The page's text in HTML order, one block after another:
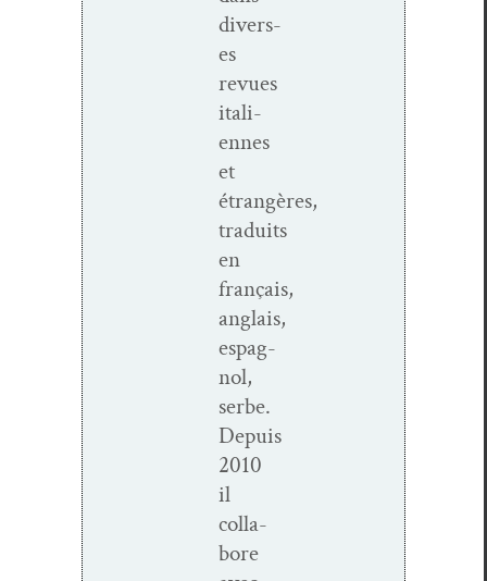
divers­
es
revues
ital­i­
ennes
et
étrangères,
traduits
en
français,
anglais,
espag­
nol,
serbe.
Depuis
2010
il
col­la­
bore